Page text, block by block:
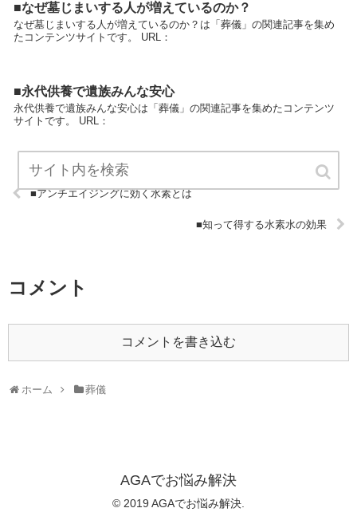
■なぜ墓じまいする人が増えているのか？
なぜ墓じまいする人が増えているのか？は「葬儀」の関連記事を集め
たコンテンツサイトです。 URL：
■永代供養で遺族みんな安心
永代供養で遺族みんな安心は「葬儀」の関連記事を集めたコンテンツ
サイトです。 URL：
■アンチエイジングに効く水素とは
■知って得する水素水の効果
コメント
コメントを書き込む
ホーム 葬儀
AGAでお悩み解決
© 2019 AGAでお悩み解決.